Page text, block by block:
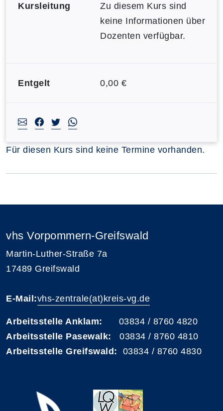
Kursleitung
Zu diesem Kurs sind
keine Informationen über
Dozenten verfügbar.
Entgelt 0,00 €
Für diesen Kurs sind keine Termine vorhanden.
vhs Vorpommern-Greifswald
Martin-Luther-Straße 7a
17489 Greifswald
E-Mail:vhs-zentrale(at)kreis-vg.de
Arbeitsstelle Anklam: 03834 / 8760 4820
Arbeitsstelle Pasewalk: 03834 / 8760 4810
Arbeitsstelle Greifswald: 03834 / 8760 4830